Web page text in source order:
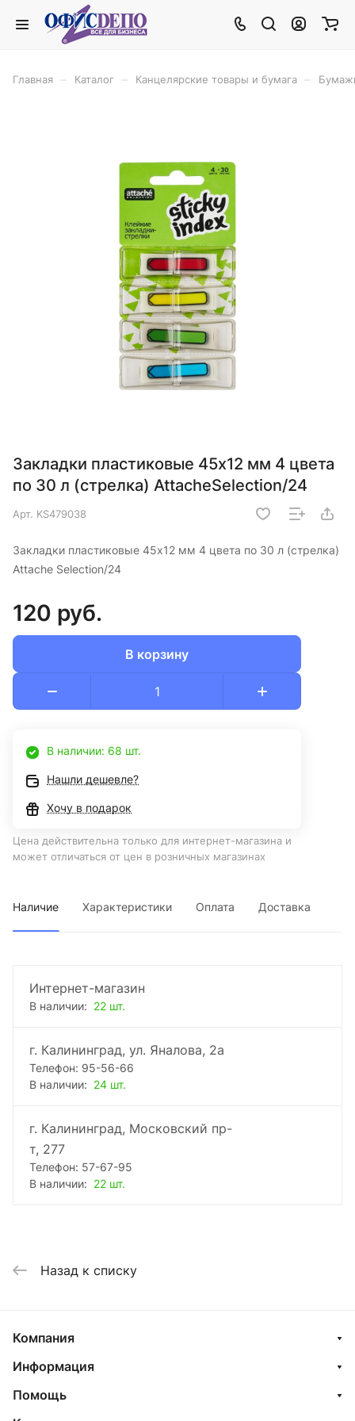
Главная Каталог Канцелярские товары и бумага
Закладки пластиковые 45х12 мм 4 цвета
по 30 л (стрелка) AttacheSelection/24
Арт. KS479038
Закладки пластиковые 45х12 мм 4 цвета по 30 л (стрелка)
Attache Selection/24
120 руб.
В корзину
В наличии: 68 шт.
Нашли дешевле?
Хочу в подарок
Цена действительна только для интернет-магазина и
может отличаться от цен в розничных магазинах
Наличие Характеристики Оплата Доставка
Интернет-магазин
В наличии: 22 шт.
г. Калининград, ул. Яналова, 2а
Телефон: 95-56-66
В наличии: 24 шт.
г. Калининград, Московский пр-
т, 277
Телефон: 57-67-95
В наличии: 22 шт.
Назад к списку
Компания
Информация
Помощь